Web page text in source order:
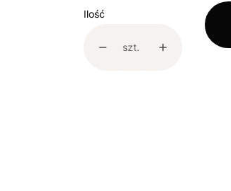
Ilość
szt.